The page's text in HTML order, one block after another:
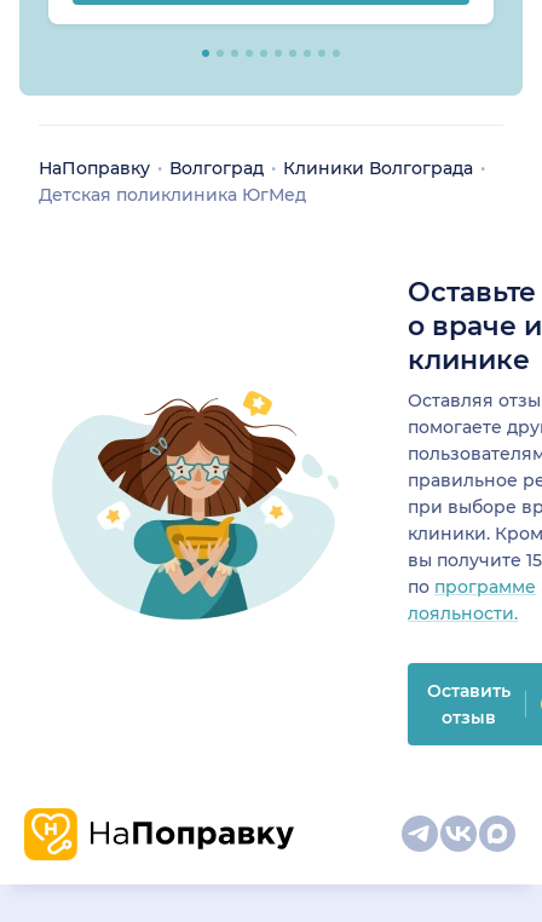
НаПоправку Волгоград
Клиники Волгограда
Детская поликлиника ЮгМед
о враче
клинике
Оставляя
помогаете
правильное
при выборе
клиники.
вы получите
по программе
лояльности.
Оставить
отзыв